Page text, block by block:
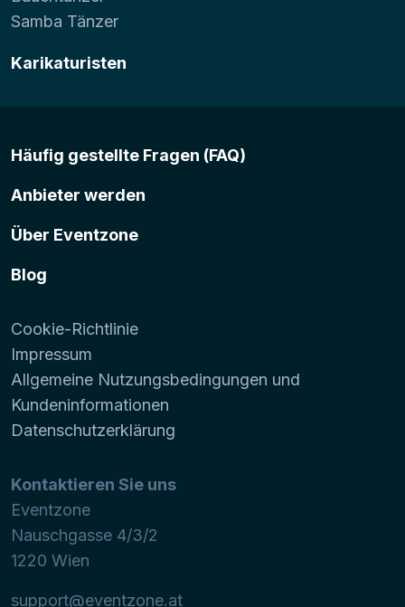
Samba Tänzer
Karikaturisten
Häufig gestellte Fragen (FAQ)
Anbieter werden
Über Eventzone
Blog
Cookie-Richtlinie
Impressum
Allgemeine Nutzungsbedingungen und
Kundeninformationen
Datenschutzerklärung
Kontaktieren Sie uns
Eventzone
Nauschgasse 4/3/2
1220 Wien
support@eventzone.at